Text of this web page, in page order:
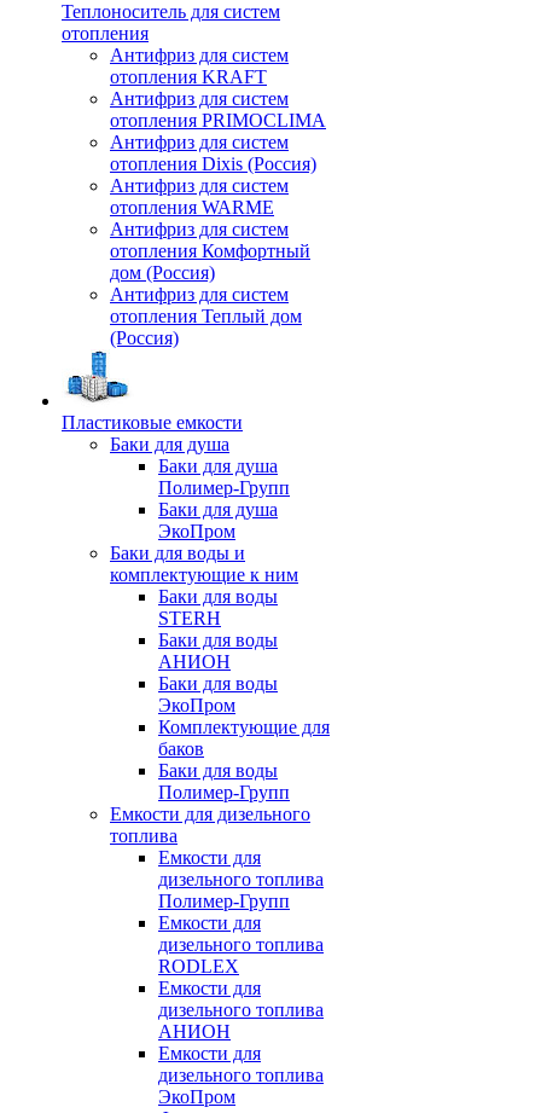
Теплоноситель для систем
отопления
Антифриз для систем
отопления KRAFT
Антифриз для систем
отопления PRIMOCLIMA
Антифриз для систем
отопления Dixis (Россия)
Антифриз для систем
отопления WARME
Антифриз для систем
отопления Комфортный
дом (Россия)
Антифриз для систем
отопления Теплый дом
(Россия)
Пластиковые емкости
Баки для душа
Баки для душа
Полимер-Групп
Баки для душа
ЭкоПром
Баки для воды и
комплектующие к ним
Баки для воды
STERH
Баки для воды
АНИОН
Баки для воды
ЭкоПром
Комплектующие для
баков
Баки для воды
Полимер-Групп
Емкости для дизельного
топлива
Емкости для
дизельного топлива
Полимер-Групп
Емкости для
дизельного топлива
RODLEX
Емкости для
дизельного топлива
АНИОН
Емкости для
дизельного топлива
ЭкоПром